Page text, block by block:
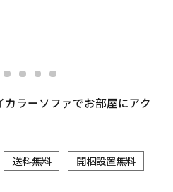
ラーソファでお部屋にアク
送料無料 開梱設置無料